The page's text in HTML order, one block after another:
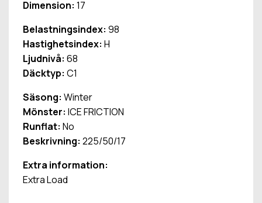
Dimension: 17
Belastningsindex: 98
Hastighetsindex: H
Ljudnivå: 68
Däcktyp: C1
Säsong: Winter
Mönster: ICE FRICTION
Runflat: No
Beskrivning: 225/50/17
Extra information:
Extra Load